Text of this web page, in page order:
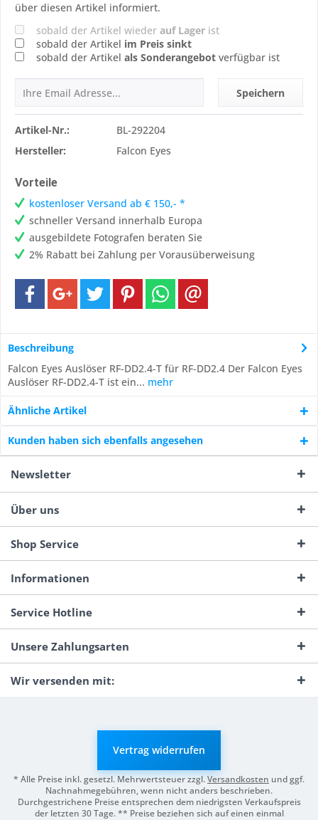
über diesen Artikel informiert.
sobald der Artikel wieder auf Lager ist
sobald der Artikel im Preis sinkt
sobald der Artikel als Sonderangebot verfügbar ist
Speichern
Artikel-Nr.:
BL-292204
Hersteller:
Falcon Eyes
Vorteile
kostenloser Versand ab € 150,- *
schneller Versand innerhalb Europa
ausgebildete Fotografen beraten Sie
2% Rabatt bei Zahlung per Vorausüberweisung
Beschreibung
Falcon Eyes Auslöser RF-DD2.4-T für RF-DD2.4 Der Falcon Eyes
Auslöser RF-DD2.4-T ist ein... mehr
Ähnliche Artikel
Kunden haben sich ebenfalls angesehen
Newsletter
Über uns
Shop Service
Informationen
Service Hotline
Unsere Zahlungsarten
Wir versenden mit:
Vertrag widerrufen
* Alle Preise inkl. gesetzl. Mehrwertsteuer zzgl.Versandkosten und ggf.
Nachnahmegebühren, wenn nicht anders beschrieben.
Durchgestrichene Preise entsprechen dem niedrigsten Verkaufspreis
der letzten 30 Tage. ** Preise beziehen sich auf einen einmal